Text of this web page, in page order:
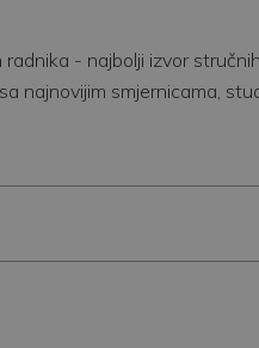
- najbolji izvor
najnovijim smjernicama,